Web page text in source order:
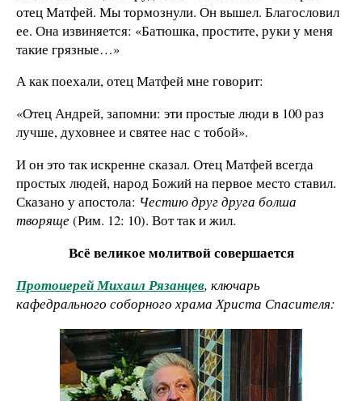
отец Матфей. Мы тормознули. Он вышел. Благословил
ее. Она извиняется: «Батюшка, простите, руки у меня
такие грязные…»
А как поехали, отец Матфей мне говорит:
«Отец Андрей, запомни: эти простые люди в 100 раз
лучше, духовнее и святее нас с тобой».
И он это так искренне сказал. Отец Матфей всегда
простых людей, народ Божий на первое место ставил.
Сказано у апостола: Честию друг друга болша
творяще(Рим. 12: 10). Вот так и жил.
Всё великое молитвой совершается
Протоиерей Михаил Рязанцев, ключарь
кафедрального соборного храма Христа Спасителя: